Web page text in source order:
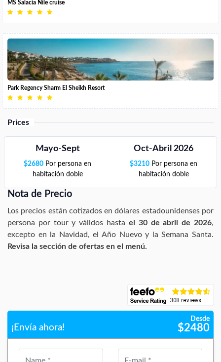
MS Salacia Nile cruise
Park Regency Sharm El Sheikh Resort
Prices
Mayo-Sept
$2680 Por persona en
habitación doble
Oct-Abril 2026
$3210 Por persona en
habitación doble
Nota de Precio
Los precios están cotizados en dólares estadounidenses por
persona por tour y válidos hasta el 30 de abril de 2026,
excepto en la Navidad, el Año Nuevo y la Semana Santa.
Revisa la sección de ofertas en el menú.
¡Envía ahora!
Desde
$2480